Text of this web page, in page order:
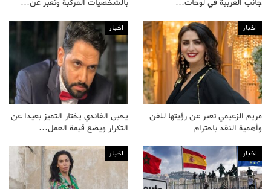
جانب العربية في لوحات…
بالشخصيات المركبة وتعبر عن…
اخبار
مريم الزعيمي تعبر عن رؤيتها للفن
وأهمية النقد باحترام
اخبار
يحيى الفاندي يختار التميز بعيدا عن
التكرار ويضع قيمة العمل…
اخبار اخبار